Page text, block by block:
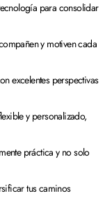
para consolidar
y motiven cada
excelentes perspectivas
y personalizado,
práctica y no solo
tus caminos